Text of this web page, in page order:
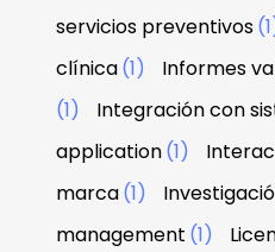
servicios preventivos
clínica(1) Informes
(1)
Integración con
application(1)
marca(1)
management (1)